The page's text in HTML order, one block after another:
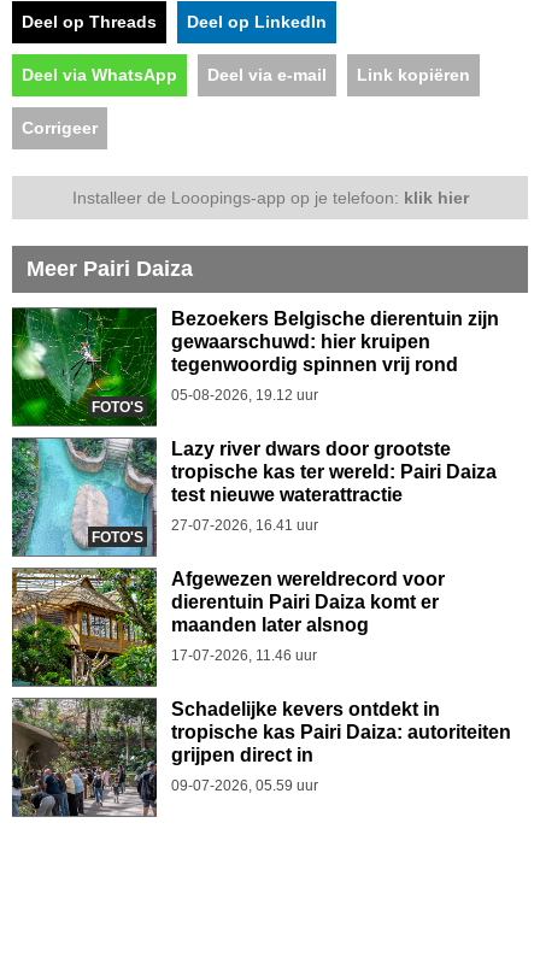
Deel op Threads Deel op LinkedIn
Deel via WhatsApp Deel via e-mail Link kopiëren
Corrigeer
Installeer de Looopings-app op je telefoon: klik hier
Meer Pairi Daiza
FOTO'S
Bezoekers Belgische dierentuin zijn
gewaarschuwd: hier kruipen
tegenwoordig spinnen vrij rond
05-08-2026, 19.12 uur
FOTO'S
Lazy river dwars door grootste
tropische kas ter wereld: Pairi Daiza
test nieuwe waterattractie
27-07-2026, 16.41 uur
Afgewezen wereldrecord voor
dierentuin Pairi Daiza komt er
maanden later alsnog
17-07-2026, 11.46 uur
Schadelijke kevers ontdekt in
tropische kas Pairi Daiza: autoriteiten
grijpen direct in
09-07-2026, 05.59 uur